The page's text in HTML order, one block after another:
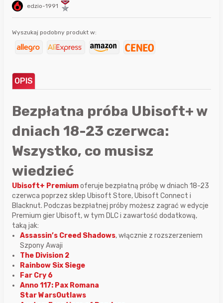
edzio-1991
Wyszukaj podobny produkt w:
OPIS
Bezpłatna próba Ubisoft+ w
dniach 18-23 czerwca:
Wszystko, co musisz
wiedzieć
Ubisoft+ Premiumoferuje bezpłatną próbę w dniach 18-23
czerwca poprzez sklep Ubisoft Store, Ubisoft Connect i
Blacknut. Podczas bezpłatnej próby możesz zagrać w edycje
Premium gier Ubisoft, w tym DLC i zawartość dodatkową,
taką jak:
Assassin’s Creed Shadows, włącznie z rozszerzeniem
Szpony Awaji
The Division 2
Rainbow Six Siege
Far Cry 6
Anno 117: Pax Romana
Star WarsOutlaws